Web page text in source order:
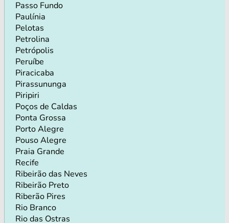
Passo Fundo
Paulínia
Pelotas
Petrolina
Petrópolis
Peruíbe
Piracicaba
Pirassununga
Piripiri
Poços de Caldas
Ponta Grossa
Porto Alegre
Pouso Alegre
Praia Grande
Recife
Ribeirão das Neves
Ribeirão Preto
Riberão Pires
Rio Branco
Rio das Ostras